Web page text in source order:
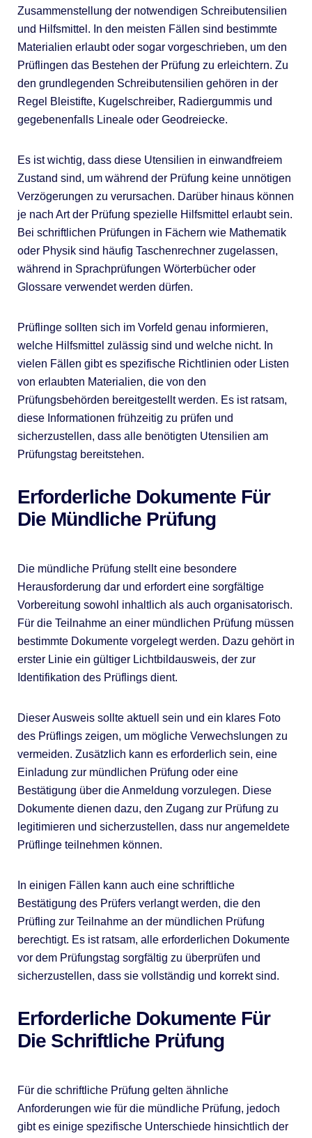
Zusammenstellung der notwendigen Schreibutensilien
und Hilfsmittel. In den meisten Fällen sind bestimmte
Materialien erlaubt oder sogar vorgeschrieben, um den
Prüflingen das Bestehen der Prüfung zu erleichtern. Zu
den grundlegenden Schreibutensilien gehören in der
Regel Bleistifte, Kugelschreiber, Radiergummis und
gegebenenfalls Lineale oder Geodreiecke.
Es ist wichtig, dass diese Utensilien in einwandfreiem
Zustand sind, um während der Prüfung keine unnötigen
Verzögerungen zu verursachen. Darüber hinaus können
je nach Art der Prüfung spezielle Hilfsmittel erlaubt sein.
Bei schriftlichen Prüfungen in Fächern wie Mathematik
oder Physik sind häufig Taschenrechner zugelassen,
während in Sprachprüfungen Wörterbücher oder
Glossare verwendet werden dürfen.
Prüflinge sollten sich im Vorfeld genau informieren,
welche Hilfsmittel zulässig sind und welche nicht. In
vielen Fällen gibt es spezifische Richtlinien oder Listen
von erlaubten Materialien, die von den
Prüfungsbehörden bereitgestellt werden. Es ist ratsam,
diese Informationen frühzeitig zu prüfen und
sicherzustellen, dass alle benötigten Utensilien am
Prüfungstag bereitstehen.
Erforderliche Dokumente Für
Die Mündliche Prüfung
Die mündliche Prüfung stellt eine besondere
Herausforderung dar und erfordert eine sorgfältige
Vorbereitung sowohl inhaltlich als auch organisatorisch.
Für die Teilnahme an einer mündlichen Prüfung müssen
bestimmte Dokumente vorgelegt werden. Dazu gehört in
erster Linie ein gültiger Lichtbildausweis, der zur
Identifikation des Prüflings dient.
Dieser Ausweis sollte aktuell sein und ein klares Foto
des Prüflings zeigen, um mögliche Verwechslungen zu
vermeiden. Zusätzlich kann es erforderlich sein, eine
Einladung zur mündlichen Prüfung oder eine
Bestätigung über die Anmeldung vorzulegen. Diese
Dokumente dienen dazu, den Zugang zur Prüfung zu
legitimieren und sicherzustellen, dass nur angemeldete
Prüflinge teilnehmen können.
In einigen Fällen kann auch eine schriftliche
Bestätigung des Prüfers verlangt werden, die den
Prüfling zur Teilnahme an der mündlichen Prüfung
berechtigt. Es ist ratsam, alle erforderlichen Dokumente
vor dem Prüfungstag sorgfältig zu überprüfen und
sicherzustellen, dass sie vollständig und korrekt sind.
Erforderliche Dokumente Für
Die Schriftliche Prüfung
Für die schriftliche Prüfung gelten ähnliche
Anforderungen wie für die mündliche Prüfung, jedoch
gibt es einige spezifische Unterschiede hinsichtlich der